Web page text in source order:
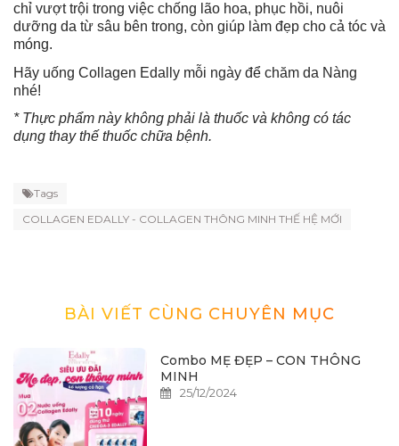
chỉ vượt trội trong việc chống lão hoa, phục hồi, nuôi
dưỡng da từ sâu bên trong, còn giúp làm đẹp cho cả tóc và
móng.
Hãy uống Collagen Edally mỗi ngày để chăm da Nàng
nhé!
* Thực phẩm này không phải là thuốc và không có tác
dụng thay thế thuốc chữa bệnh.
Tags
COLLAGEN EDALLY - COLLAGEN THÔNG MINH THẾ HỆ MỚI
BÀI VIẾT CÙNG CHUYÊN MỤC
Combo MẸ ĐẸP – CON THÔNG
MINH
25/12/2024